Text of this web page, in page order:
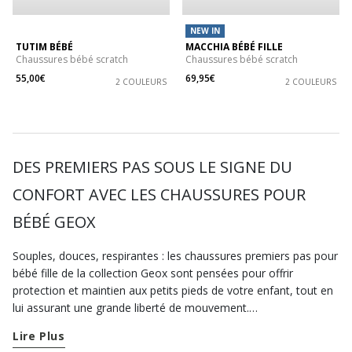
TUTIM BÉBÉ
Chaussures bébé scratch
55,00€
2 COULEURS
NEW IN
MACCHIA BÉBÉ FILLE
Chaussures bébé scratch
69,95€
2 COULEURS
DES PREMIERS PAS SOUS LE SIGNE DU
CONFORT AVEC LES CHAUSSURES POUR
BÉBÉ GEOX
Souples, douces, respirantes : les chaussures premiers pas pour
bébé fille de la collection Geox sont pensées pour offrir
protection et maintien aux petits pieds de votre enfant, tout en
lui assurant une grande liberté de mouvement.
Dès que votre petite commence à se déplacer à quatre pattes
Lire Plus